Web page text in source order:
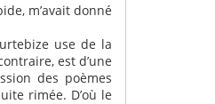
m’avait donné
use de la
est d’une
des poèmes
rimée. D’où le